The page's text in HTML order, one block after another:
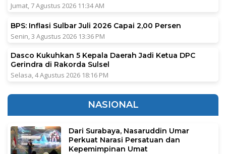
Jumat, 7 Agustus 2026 11:34 AM
BPS: Inflasi Sulbar Juli 2026 Capai 2,00 Persen
Senin, 3 Agustus 2026 13:36 PM
Dasco Kukuhkan 5 Kepala Daerah Jadi Ketua DPC
Gerindra di Rakorda Sulsel
Selasa, 4 Agustus 2026 18:16 PM
NASIONAL
Dari Surabaya, Nasaruddin Umar
Perkuat Narasi Persatuan dan
Kepemimpinan Umat